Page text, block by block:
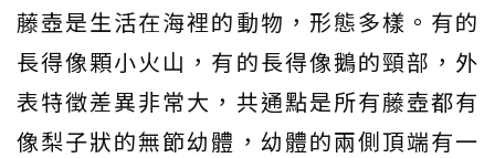
藤壺是生活在海裡的動物，形態多樣。有的
長得像顆小火山，有的長得像鵝的頸部，外
表特徵差異非常大，共通點是所有藤壺都有
像梨子狀的無節幼體，幼體的兩側頂端有一